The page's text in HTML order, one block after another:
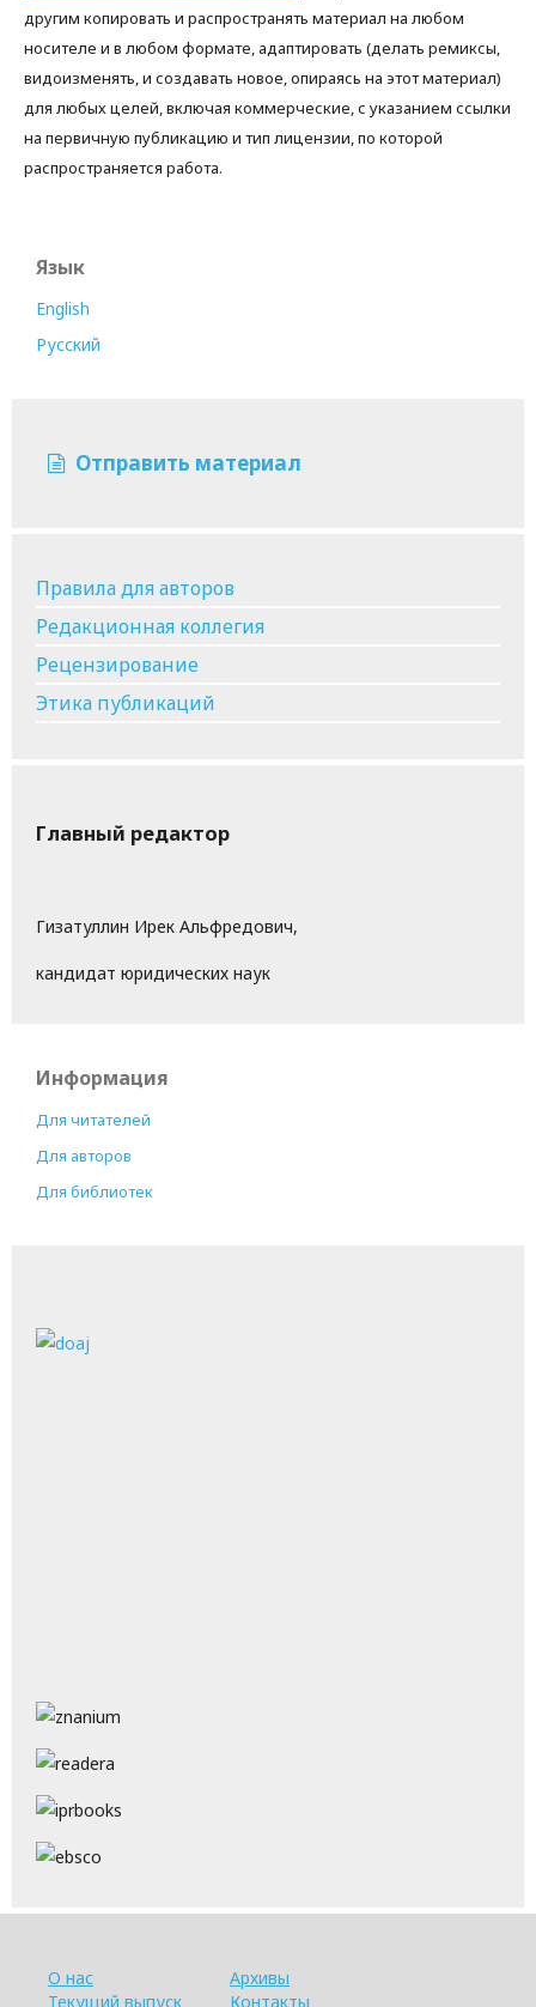
другим копировать и распространять материал на любом
носителе и в любом формате, адаптировать (делать ремиксы,
видоизменять, и создавать новое, опираясь на этот материал)
для любых целей, включая коммерческие, с указанием ссылки
на первичную публикацию и тип лицензии, по которой
распространяется работа.
Язык
English
Русский
Отправить материал
Правила для авторов
Редакционная коллегия
Рецензирование
Этика публикаций
Главный редактор
Гизатуллин Ирек Альфредович,
кандидат юридических наук
Информация
Для читателей
Для авторов
Для библиотек
О нас
Текущий выпуск
Архивы
Контакты